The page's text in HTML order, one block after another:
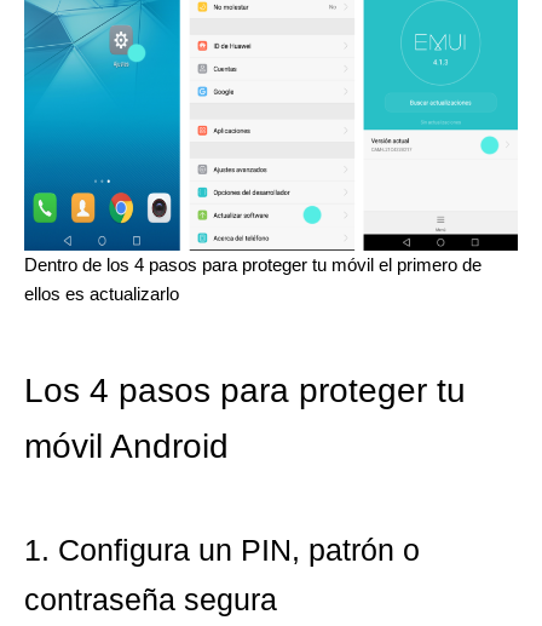
Dentro de los 4 pasos para proteger tu móvil el primero de
ellos es actualizarlo
Los 4 pasos para proteger tu
móvil Android
1. Configura un PIN, patrón o
contraseña segura